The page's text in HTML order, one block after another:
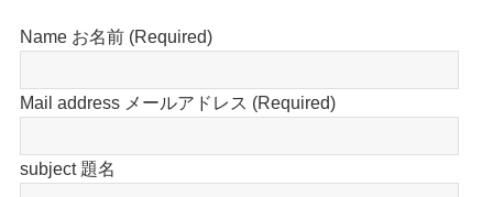
Name お名前 (Required)
Mail address メールアドレス (Required)
subject 題名